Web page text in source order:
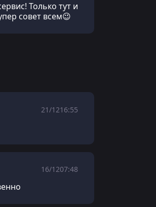
Только тут и
совет всем😉
21/1216:55
16/1207:48